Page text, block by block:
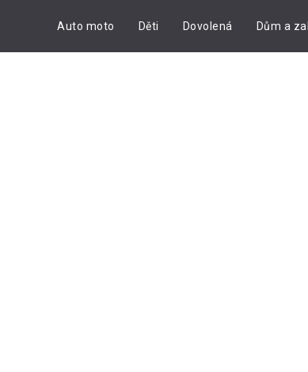
Auto moto Děti Dovolená Dům a